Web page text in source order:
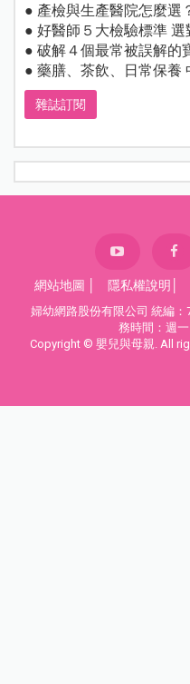
● 產檢與生產醫院怎麼選
● 好醫師５大檢驗標準
● 破解４個最常被誤解的
● 藥膳、茶飲、日常保養
雜誌訂閱
網站地圖 隱私權說明
婦幼網路股份有限公司 統編：
務時間：週
Copyright © 嬰兒與母親. All